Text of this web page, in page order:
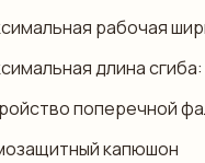
рабочая
длина
поперечной
капюшон